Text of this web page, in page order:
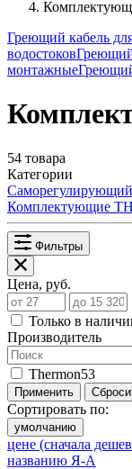
Греющий кабель
водостоковГреющий
монтажные
54 товара
Категории
Комплектующие
Фильтры
Цена, руб.
Только в
Производитель
Thermon53
Применить
Сортировать по:
умолчанию
цене (сначала
названию Я-А